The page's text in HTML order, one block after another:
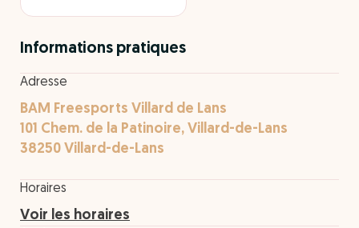
Informations pratiques
Adresse
BAM Freesports Villard de Lans
101 Chem. de la Patinoire, Villard-de-Lans
38250 Villard-de-Lans
Horaires
Voir les horaires